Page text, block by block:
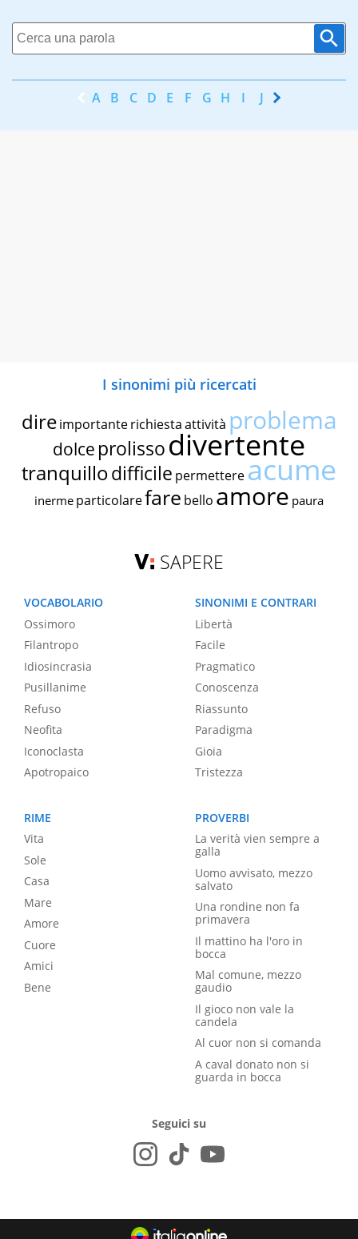
A B C D E F G H I J K
I sinonimi più ricercati
dire importante richiestaattività problema
dolce prolissodivertente
tranquillodifficile permettereacume
inerme particolarefare bello amore paura
SAPERE
VOCABOLARIO
Ossimoro
Filantropo
Idiosincrasia
Pusillanime
Refuso
Neofita
Iconoclasta
Apotropaico
SINONIMI E CONTRARI
Libertà
Facile
Pragmatico
Conoscenza
Riassunto
Paradigma
Gioia
Tristezza
RIME
Vita
Sole
Casa
Mare
Amore
Cuore
Amici
Bene
PROVERBI
La verità vien sempre a
galla
Uomo avvisato, mezzo
salvato
Una rondine non fa
primavera
Il mattino ha l'oro in
bocca
Mal comune, mezzo
gaudio
Il gioco non vale la
candela
Al cuor non si comanda
A caval donato non si
guarda in bocca
Seguici su